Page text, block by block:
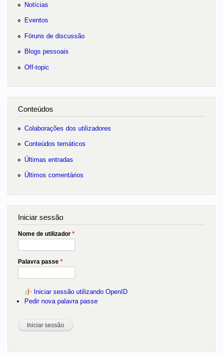
Notícias
Eventos
Fóruns de discussão
Blogs pessoais
Off-topic
Conteúdos
Colaborações dos utilizadores
Conteúdos temáticos
Últimas entradas
Últimos comentários
Iniciar sessão
Nome de utilizador *
Palavra passe *
Iniciar sessão utilizando OpenID
Pedir nova palavra passe